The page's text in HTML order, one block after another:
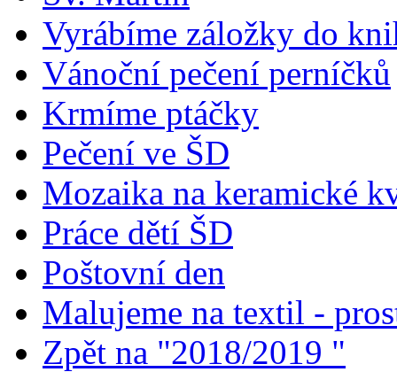
Vyrábíme záložky do
Vánoční pečení perníčků
Krmíme ptáčky
Pečení ve ŠD
Mozaika na keramické
Práce dětí ŠD
Poštovní den
Malujeme na textil -
Zpět na "2018/2019 "